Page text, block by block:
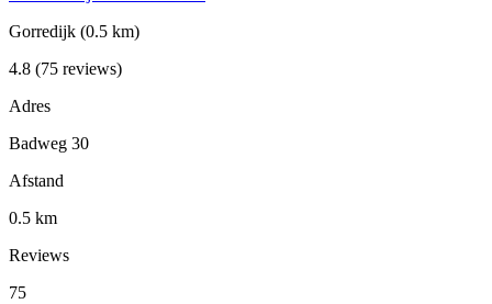
Gorredijk (0.5 km)
4.8 (75 reviews)
Adres
Badweg 30
Afstand
0.5 km
Reviews
75